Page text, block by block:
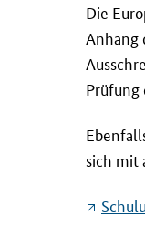
i
e
E
u
o
p
i
Die
Anhang
Prüfung
sich mit